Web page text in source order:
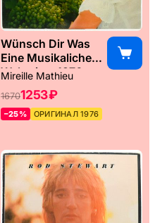
Wünsch Dir Was
Eine Musikaliche
Weltreise, 1976
Mireille Mathieu
16701253 ₽
–25% ОРИГИНАЛ 1976